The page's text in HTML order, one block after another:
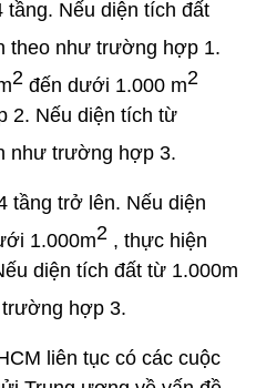
Nếu diện tích đất
theo như trường hợp 1.
2 đến dưới 1.000 m2
2. Nếu diện tích từ
như trường hợp 3.
tầng trở lên. Nếu diện
1.000m2 , thực hiện
diện tích đất từ 1.000m
hợp 3.
liên tục có các cuộc